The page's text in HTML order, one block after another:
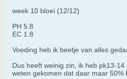
week 10 bloei (12/12)
PH 5.8
EC 1.8
Voeding heb ik beetje van alles
Dus heeft weinig zin, ik heb pk13-
weten gekomen dat daar maar 50%